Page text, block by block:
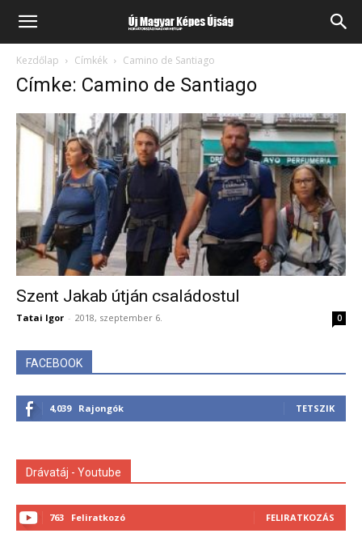
Kezdőlap Címkék Camino de Santiago
Címke: Camino de Santiago
Szent Jakab útján családostul
Tatai Igor - 2018, szeptember 6. 0
FACEBOOK
4,039 Rajongók TETSZIK
Drávatáj - Youtube
763 Feliratkozó FELIRATKOZÁS